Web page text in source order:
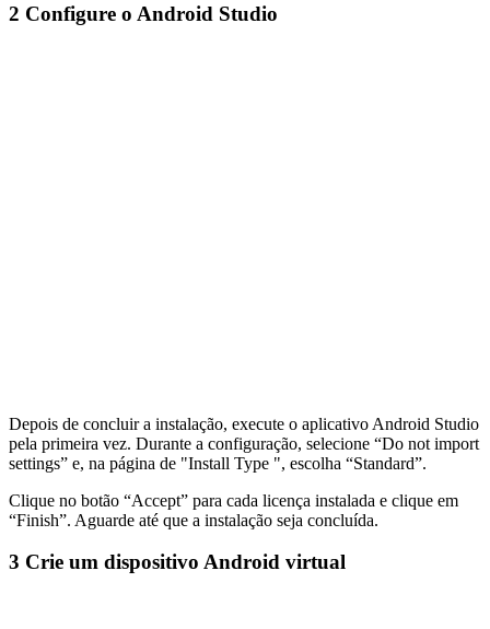
2 Configure o Android Studio
Depois de concluir a instalação, execute o aplicativo Android Studio
pela primeira vez. Durante a configuração, selecione “Do not import
settings” e, na página de "Install Type ", escolha “Standard”.
Clique no botão “Accept” para cada licença instalada e clique em
“Finish”. Aguarde até que a instalação seja concluída.
3 Crie um dispositivo Android virtual